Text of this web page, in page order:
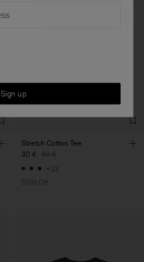
Stretch Cotton Tee
30 € 60 €
+23
50% Off
Sign up